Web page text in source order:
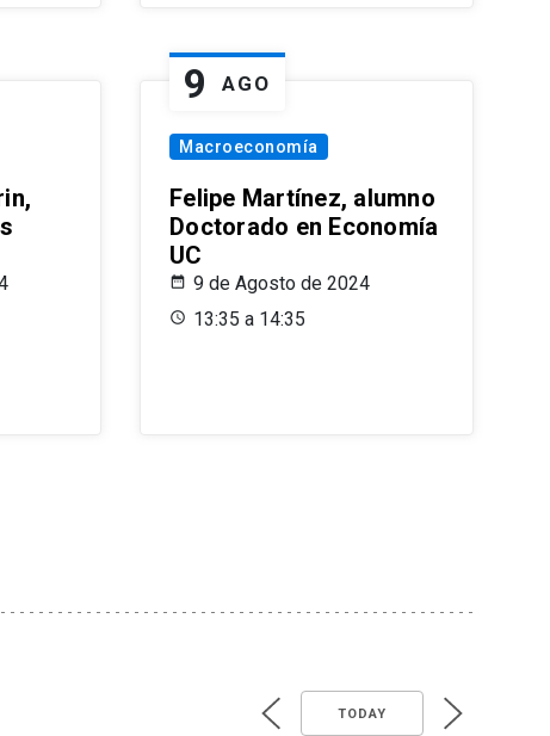
9 AGO
Macroeconomía
Felipe Martínez, alumno
Doctorado en Economía
UC
9 de Agosto de 2024
13:35 a 14:35
TODAY